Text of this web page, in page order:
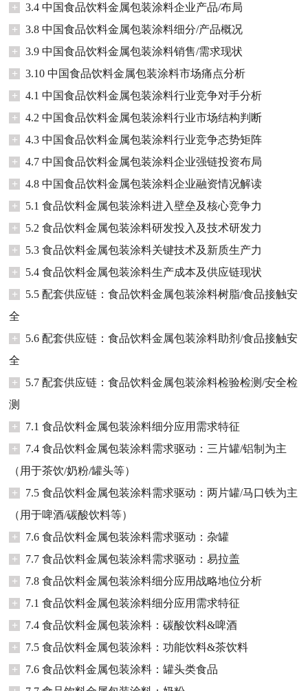
+
3.4 中国食品饮料金属包装涂料企业产品/布局
+
3.8 中国食品饮料金属包装涂料细分/产品概况
+
3.9 中国食品饮料金属包装涂料销售/需求现状
+
3.10 中国食品饮料金属包装涂料市场痛点分析
+
4.1 中国食品饮料金属包装涂料行业竞争对手分析
+
4.2 中国食品饮料金属包装涂料行业市场结构判断
+
4.3 中国食品饮料金属包装涂料行业竞争态势矩阵
+
4.7 中国食品饮料金属包装涂料企业强链投资布局
+
4.8 中国食品饮料金属包装涂料企业融资情况解读
+
5.1 食品饮料金属包装涂料进入壁垒及核心竞争力
+
5.2 食品饮料金属包装涂料研发投入及技术研发力
+
5.3 食品饮料金属包装涂料关键技术及新质生产力
+
5.4 食品饮料金属包装涂料生产成本及供应链现状
+
5.5 配套供应链：食品饮料金属包装涂料树脂/食品接触安
全
+
5.6 配套供应链：食品饮料金属包装涂料助剂/食品接触安
全
+
5.7 配套供应链：食品饮料金属包装涂料检验检测/安全检
测
+
7.1 食品饮料金属包装涂料细分应用需求特征
+
7.4 食品饮料金属包装涂料需求驱动：三片罐/铝制为主
（用于茶饮/奶粉/罐头等）
+
7.5 食品饮料金属包装涂料需求驱动：两片罐/马口铁为主
（用于啤酒/碳酸饮料等）
+
7.6 食品饮料金属包装涂料需求驱动：杂罐
+
7.7 食品饮料金属包装涂料需求驱动：易拉盖
+
7.8 食品饮料金属包装涂料细分应用战略地位分析
+
7.1 食品饮料金属包装涂料细分应用需求特征
+
7.4 食品饮料金属包装涂料：碳酸饮料&啤酒
+
7.5 食品饮料金属包装涂料：功能饮料&茶饮料
+
7.6 食品饮料金属包装涂料：罐头类食品